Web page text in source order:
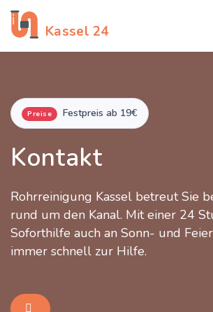
Kassel 24
Preise Festpreis ab 19€
Kontakt
Rohrreinigung Kassel betreut Sie
rund um den Kanal. Mit einer 24
Soforthilfe auch an Sonn- und
immer schnell zur Hilfe.